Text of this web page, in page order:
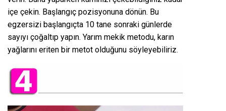
içe çekin. Başlangıç pozisyonuna dönün. Bu
egzersizi başlangıçta 10 tane sonraki günlerde
sayıyı çoğaltıp yapın. Yarım mekik metodu, karın
yağlarını eriten bir metot olduğunu söyleyebiliriz.